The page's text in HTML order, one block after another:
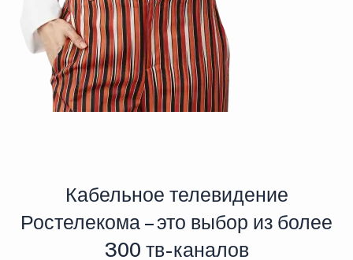
Кабельное телевидение
Ростелекома – это выбор из более
300 тв-каналов